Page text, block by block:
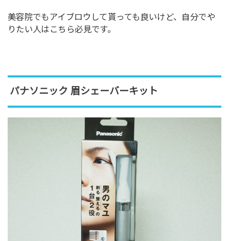
美容院でもアイブロウして貰っても良いけど、自分でや
りたい人はこちら必見です。
パナソニック 眉シェーバーキット